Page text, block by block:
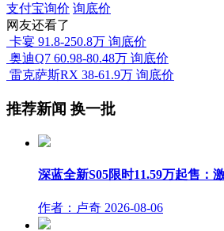
支付宝询价 询底价
网友还看了
卡宴 91.8-250.8万 询底价
奥迪Q7 60.98-80.48万 询底价
雷克萨斯RX 38-61.9万 询底价
推荐新闻 换一批
深蓝全新S05限时11.59万起售：
作者：卢奇 2026-08-06